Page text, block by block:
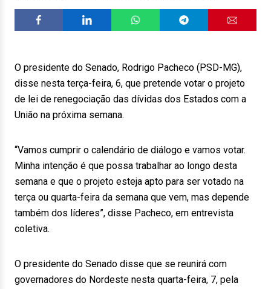
O presidente do Senado, Rodrigo Pacheco (PSD-MG),
disse nesta terça-feira, 6, que pretende votar o projeto
de lei de renegociação das dívidas dos Estados com a
União na próxima semana.
“Vamos cumprir o calendário de diálogo e vamos votar.
Minha intenção é que possa trabalhar ao longo desta
semana e que o projeto esteja apto para ser votado na
terça ou quarta-feira da semana que vem, mas depende
também dos líderes”, disse Pacheco, em entrevista
coletiva.
O presidente do Senado disse que se reunirá com
governadores do Nordeste nesta quarta-feira, 7, pela